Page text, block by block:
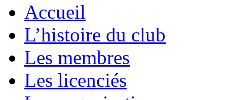
Accueil
L’histoire du club
Les membres
Les licenciés